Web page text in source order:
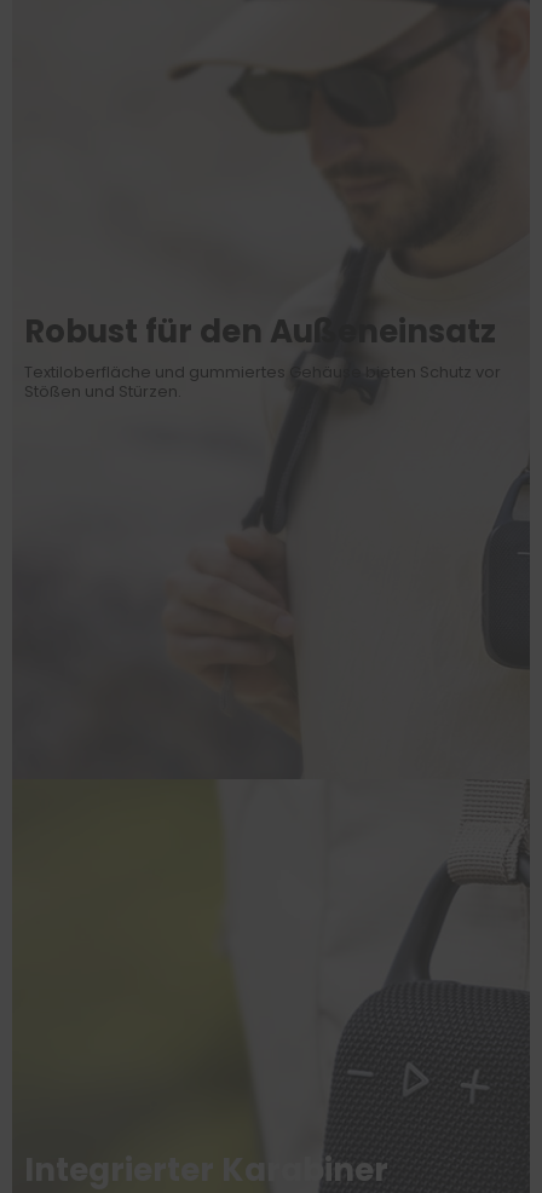
Robust für den Außeneinsatz
Textiloberfläche und gummiertes Gehäuse bieten Schutz vor
Stößen und Stürzen.
Integrierter Karabiner